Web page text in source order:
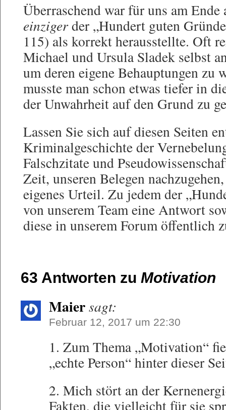
Überraschend war für uns am
einzigerder „Hundert guten
115) als korrekt herausstellte. Oft
Michael und Ursula Sladek selbst
um deren eigene Behauptungen zu
musste man schon etwas tiefer in
der Unwahrheit auf den Grund zu
Lassen Sie sich auf diesen Seiten
Kriminalgeschichte der
Falschzitate und
Zeit, unseren Belegen
eigenes Urteil. Zu jedem der
von unserem Team eine Antwort
diese in unserem Forum öffentlich
63 Antworten zu Motivation
Maiersagt:
Februar 12, 2017 um 22:30
1. Zum Thema „Motivation“
„echte Person“ hinter dieser
2. Mich stört an der
Fakten, die vielleicht für sie